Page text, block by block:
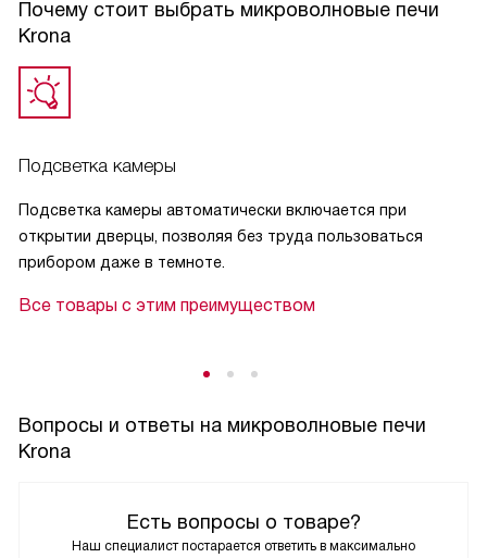
меня несколько раз, когда мои племянники приходили в
Всё это делает использование микроволновки простым и
Почему стоит выбрать микроволновые печи
Krona
Подсветка камеры
Подсветка камеры автоматически включается при
открытии дверцы, позволяя без труда пользоваться
прибором даже в темноте.
Все товары с этим преимуществом
Вопросы и ответы на микроволновые печи
Krona
Есть вопросы о товаре?
Наш специалист постарается ответить в максимально